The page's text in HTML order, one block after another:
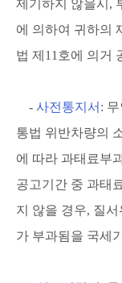
제기하지 않을시,
에 의하여 귀하의
법 제11호에 의거
- 사전통지서 :
통법 위반차량의
에 따라 과태료부
공고기간 중 과태
지 않을 경우, 질
가 부과됨을 국세